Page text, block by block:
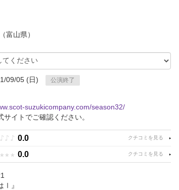
（富山県）
09/05 (日)
公演終了
suzukicompany.com/season32/
イトでご確認ください。
♪ ♪ ♪ 0.0
★ ★ ★ 0.0
Ⅰ』